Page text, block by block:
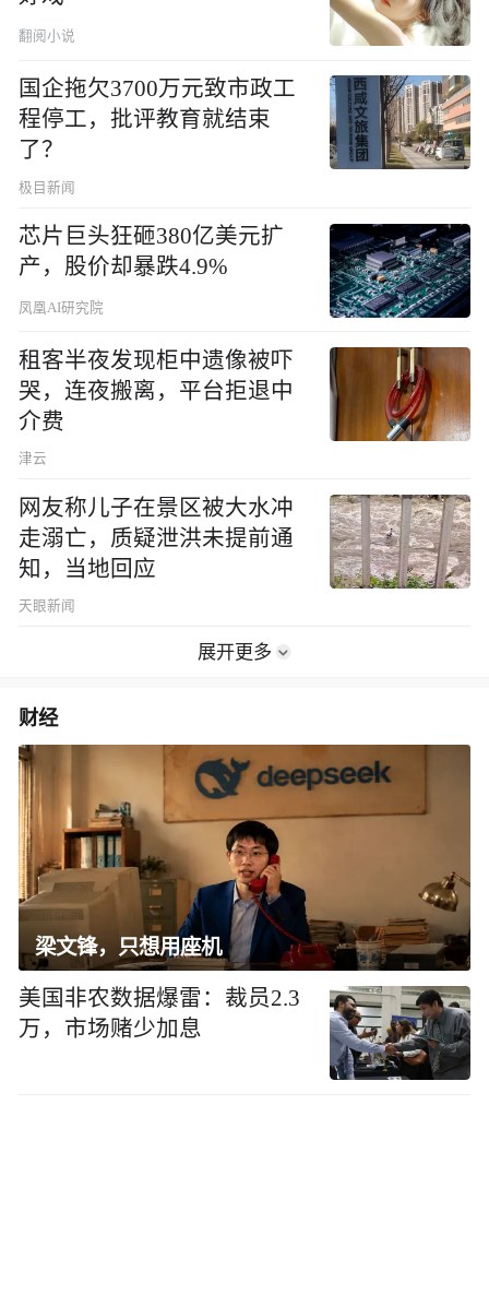
翻阅小说
国企拖欠3700万元致市政工
程停工，批评教育就结束
了？
极目新闻
芯片巨头狂砸380亿美元扩
产，股价却暴跌4.9%
凤凰AI研究院
租客半夜发现柜中遗像被吓
哭，连夜搬离，平台拒退中
介费
津云
网友称儿子在景区被大水冲
走溺亡，质疑泄洪未提前通
知，当地回应
天眼新闻
展开更多
财经
梁文锋，只想用座机
美国非农数据爆雷：裁员2.3
万，市场赌少加息